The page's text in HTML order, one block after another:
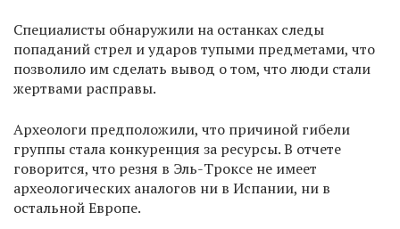
Специалисты обнаружили на останках следы
попаданий стрел и ударов тупыми предметами, что
позволило им сделать вывод о том, что люди стали
жертвами расправы.
Археологи предположили, что причиной гибели
группы стала конкуренция за ресурсы. В отчете
говорится, что резня в Эль-Троксе не имеет
археологических аналогов ни в Испании, ни в
остальной Европе.